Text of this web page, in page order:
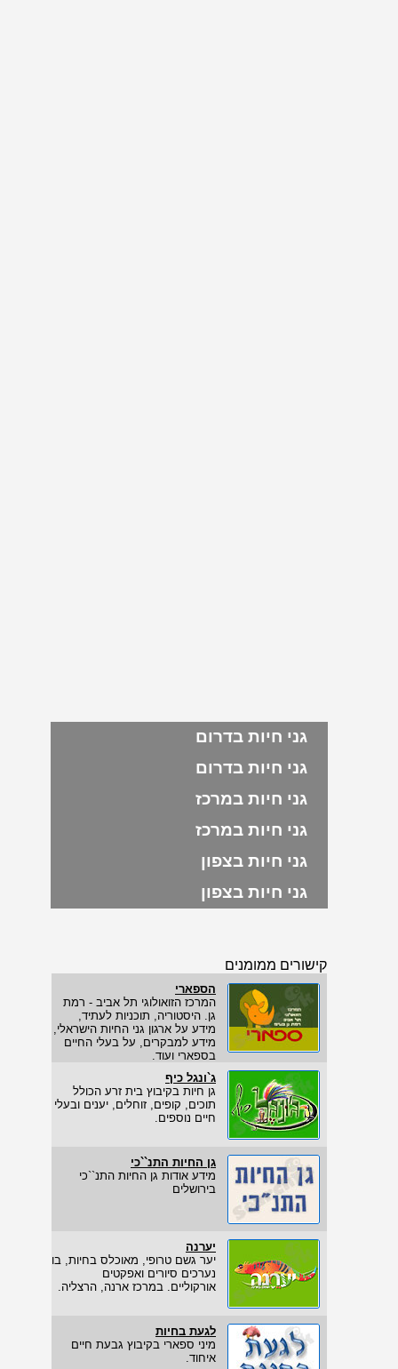
גני חיות בדרום
גני חיות בדרום
גני חיות במרכז
גני חיות במרכז
גני חיות בצפון
גני חיות בצפון
קישורים ממומנים
הספארי
המרכז הזואולוגי תל אביב - רמת
גן. היסטוריה, תוכניות לעתיד,
מידע על ארגון גני החיות הישראלי,
מידע למבקרים, על בעלי החיים
בספארי ועוד.
ג`ונגל כיף
גן חיות בקיבוץ בית זרע הכולל
תוכים, קופים, זוחלים, יענים ובעלי
חיים נוספים.
גן החיות התנ``כי
מידע אודות גן החיות התנ``כי
בירושלים
יערנה
יער גשם טרופי, מאוכלס בחיות, בו
נערכים סיורים ואפקטים
אורקוליים. במרכז ארנה, הרצליה.
לגעת בחיות
מיני ספארי בקיבוץ גבעת חיים
איחוד.